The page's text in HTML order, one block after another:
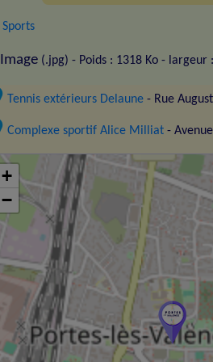
Sports
Image (.jpg) - Poids : 1318 Ko - largeur
Tennis extérieurs Delaune - Rue
Complexe sportif Alice Milliat -
+
−